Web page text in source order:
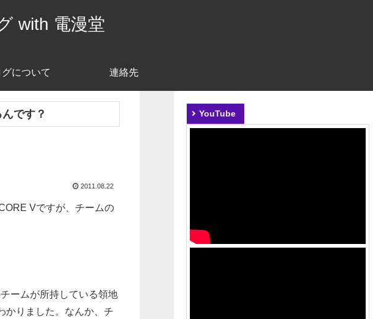
with 電漫堂
について 連絡先
です？
2011.08.22
Vですが、チームの
ームが所持している領地
かりました。なんか、チ
YouTube